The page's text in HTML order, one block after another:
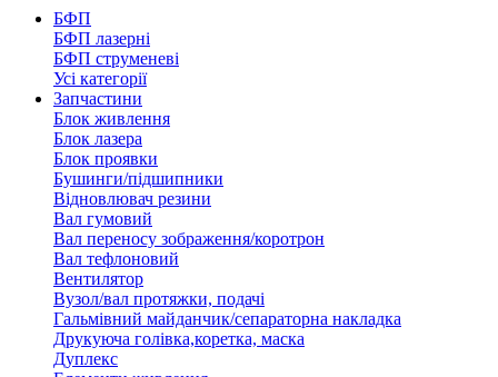
БФП
БФП лазерні
БФП струменеві
Усі категорії
Запчастини
Блок живлення
Блок лазера
Блок проявки
Бушинги/підшипники
Відновлювач резини
Вал гумовий
Вал переносу зображення/коротрон
Вал тефлоновий
Вентилятор
Вузол/вал протяжки, подачі
Гальмівний майданчик/сепараторна накладка
Друкуюча голівка,коретка, маска
Дуплекс